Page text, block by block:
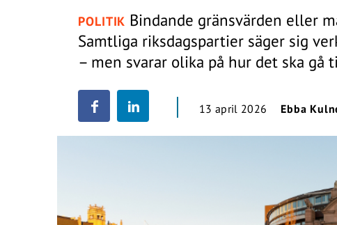
POLITIK Bindande gränsvärden eller
Samtliga riksdagspartier säger sig
– men svarar olika på hur det ska
13 april 2026 Ebba